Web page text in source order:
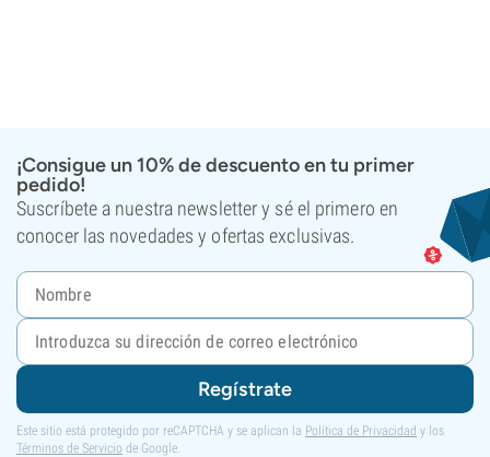
¡Consigue un 10% de descuento en tu primer
pedido!
Suscríbete a nuestra newsletter y sé el primero en
conocer las novedades y ofertas exclusivas.
Regístrate
Este sitio está protegido por reCAPTCHA y se aplican la Política de Privacidad y los
Términos de Servicio de Google.